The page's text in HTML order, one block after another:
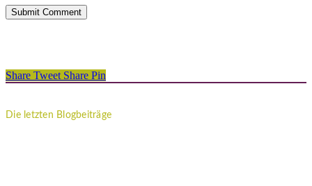
Share Tweet Share Pin
Die letzten Blogbeiträge